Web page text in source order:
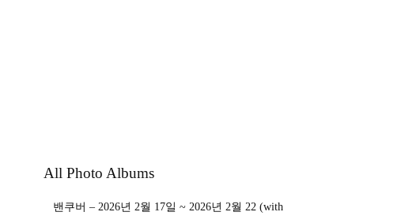
All Photo Albums
밴쿠버 – 2026년 2월 17일 ~ 2026년 2월 22 (with